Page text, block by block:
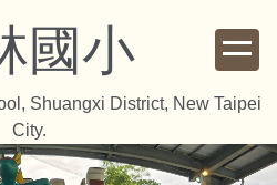
國小
Shuangxi District, New Taipei
City.